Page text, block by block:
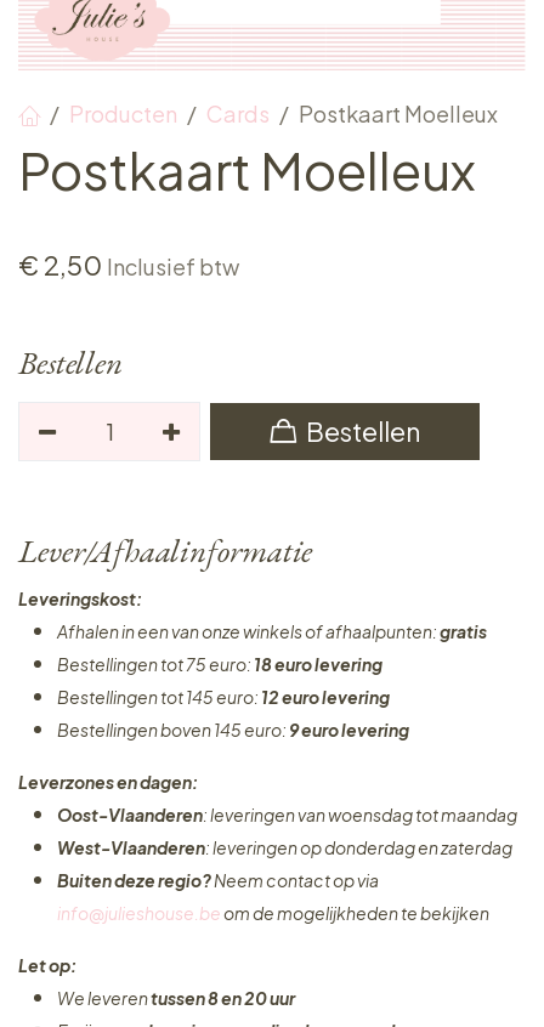
Producten Cards Postkaart Moelleux
Postkaart Moelleux
€ 2,50 Inclusief btw
Bestellen
Bestellen
Lever/Afhaalinformatie
Leveringskost:
Afhalen in een van onze winkels of afhaalpunten:gratis
Bestellingen tot 75 euro: 18 euro levering
Bestellingen tot 145 euro: 12 euro levering
Bestellingen boven 145 euro: 9 euro levering
Leverzones en dagen:
Oost-Vlaanderen: leveringen van woensdag tot maandag
West-Vlaanderen: leveringen op donderdag en zaterdag
Buiten deze regio?Neem contact op via
info@julieshouse.beom de mogelijkheden te bekijken
Let op:
We leverentussen 8 en 20 uur